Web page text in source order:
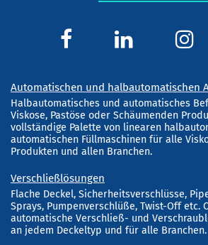
Automatischen und halbautomatischen
Halbautomatisches und automatisches
Viskose, Pastöse oder Schäumenden
vollständige Palette von linearen
automatischen Füllmaschinen für alle
Produkten und allen Branchen.
Verschließlösungen
Flache Deckel, Sicherheitsverschlüsse,
Sprays, Pumpenverschlüße, Twist-Off etc.
automatische Verschließ- und
an jedem Deckeltyp und für alle Branchen.